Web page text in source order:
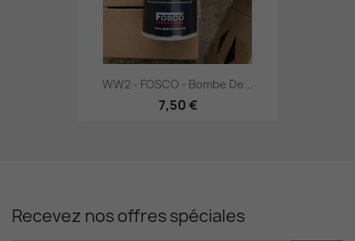
WW2 - FOSCO - Bombe De...
7,50 €
Recevez nos offres spéciales